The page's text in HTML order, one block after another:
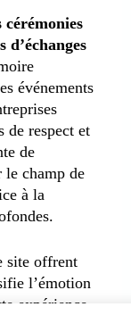
cérémonies
d’échanges
événements
de respect et
de
le champ de
à la
site offrent
l’émotion
expérience